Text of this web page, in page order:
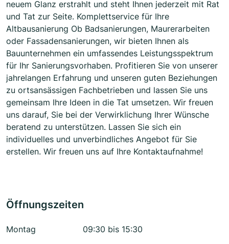
neuem Glanz erstrahlt und steht Ihnen jederzeit mit Rat
und Tat zur Seite. Komplettservice für Ihre
Altbausanierung Ob Badsanierungen, Maurerarbeiten
oder Fassadensanierungen, wir bieten Ihnen als
Bauunternehmen ein umfassendes Leistungsspektrum
für Ihr Sanierungsvorhaben. Profitieren Sie von unserer
jahrelangen Erfahrung und unseren guten Beziehungen
zu ortsansässigen Fachbetrieben und lassen Sie uns
gemeinsam Ihre Ideen in die Tat umsetzen. Wir freuen
uns darauf, Sie bei der Verwirklichung Ihrer Wünsche
beratend zu unterstützen. Lassen Sie sich ein
individuelles und unverbindliches Angebot für Sie
erstellen. Wir freuen uns auf Ihre Kontaktaufnahme!
Öffnungszeiten
Montag
09:30 bis 15:30